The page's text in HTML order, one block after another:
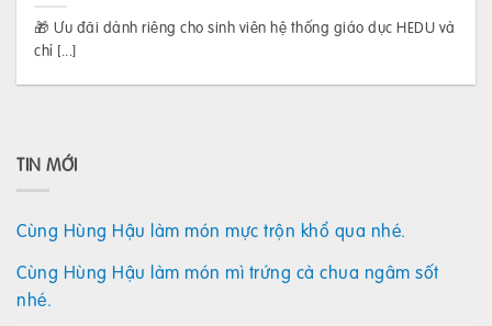
TIN MỚI
Cùng Hùng Hậu làm món mực trộn khổ qua nhé.
Cùng Hùng Hậu làm món mì trứng cà chua ngâm sốt
nhé.
🎁 Ưu đãi dành riêng cho sinh viên hệ thống giáo dục HEDU và
chỉ [...]